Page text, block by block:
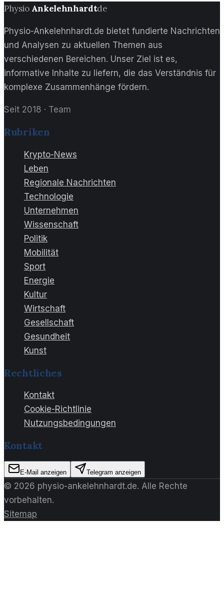
Physio Ankelehnhardtde
Physio-Ankelehnhardt.de bietet fundierte Nachrichten
und Analysen zu aktuellen Themen aus
verschiedenen Bereichen. Unser Ziel ist es,
informative Inhalte zu liefern, die das Verständnis für
komplexe Zusammenhänge fördern.
Seit 2018 · Team
Rubriken
Krypto-News
Leben
Regionale Nachrichten
Technologie
Unternehmen
Wissenschaft
Politik
Mobilität
Sport
Energie
Kultur
Wirtschaft
Gesellschaft
Gesundheit
Kunst
Rechtliches
Kontakt
Cookie-Richtlinie
Nutzungsbedingungen
Kontakt
E-Mail anzeigen Telegram anzeigen
© 2026 physio-ankelehnhardt.de. Alle Rechte
vorbehalten.
Sitemap